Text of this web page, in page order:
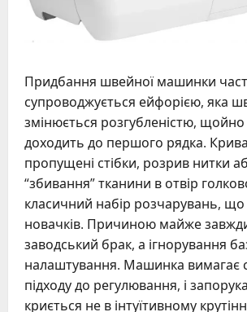
Придбання швейної машинки
супроводжується ейфорією, яка
змінюється розгубленістю,
доходить до першого рядка.
пропущені стібки, розрив нитки
“збивання” тканини в отвір
класичний набір розчарувань, що
новачків. Причиною майже
заводський брак, а ігнорування
налаштування. Машинка вимагає
підходу до регулювання, і
криється не в інтуїтивному